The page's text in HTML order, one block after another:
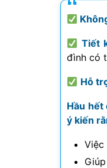
Tiết
đình có
Hỗ
Hầu hết
ý kiến
Việc